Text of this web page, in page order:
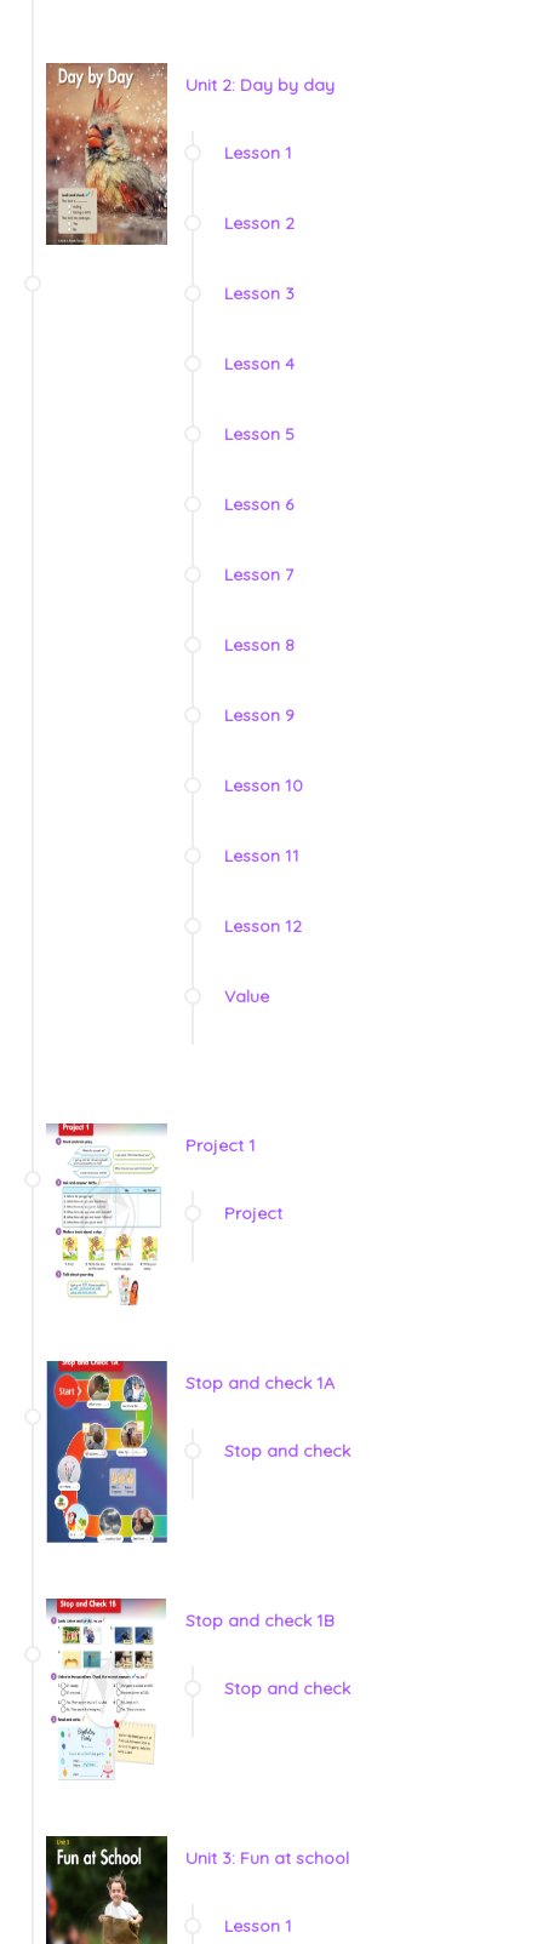
Unit 2: Day by day
Lesson 1
Lesson 2
Lesson 3
Lesson 4
Lesson 5
Lesson 6
Lesson 7
Lesson 8
Lesson 9
Lesson 10
Lesson 11
Lesson 12
Value
Project 1
Project
Stop and check 1A
Stop and check
Stop and check 1B
Stop and check
Unit 3: Fun at school
Lesson 1